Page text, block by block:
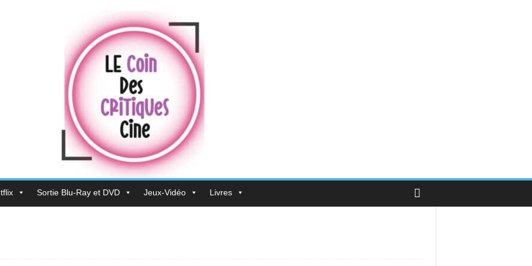
Sortie Blu-Ray et DVD Jeux-Vidéo Livres